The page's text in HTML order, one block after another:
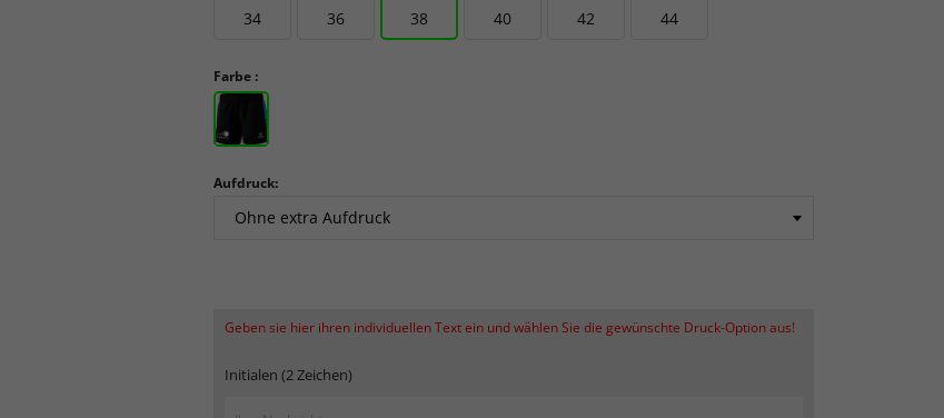
34 36 38 40 42 44
Farbe :
Aufdruck:
Geben sie hier ihren individuellen Text ein und wählen Sie die gewünschte Druck-Option aus!
Initialen (2 Zeichen)